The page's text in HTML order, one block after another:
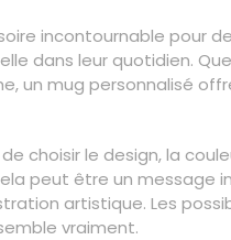
incontournable pour
dans leur quotidien.
un mug personnalisé
choisir le design, la
peut être un message
artistique. Les
vraiment.